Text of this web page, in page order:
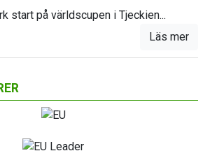
start på världscupen i Tjeckien...
Läs mer